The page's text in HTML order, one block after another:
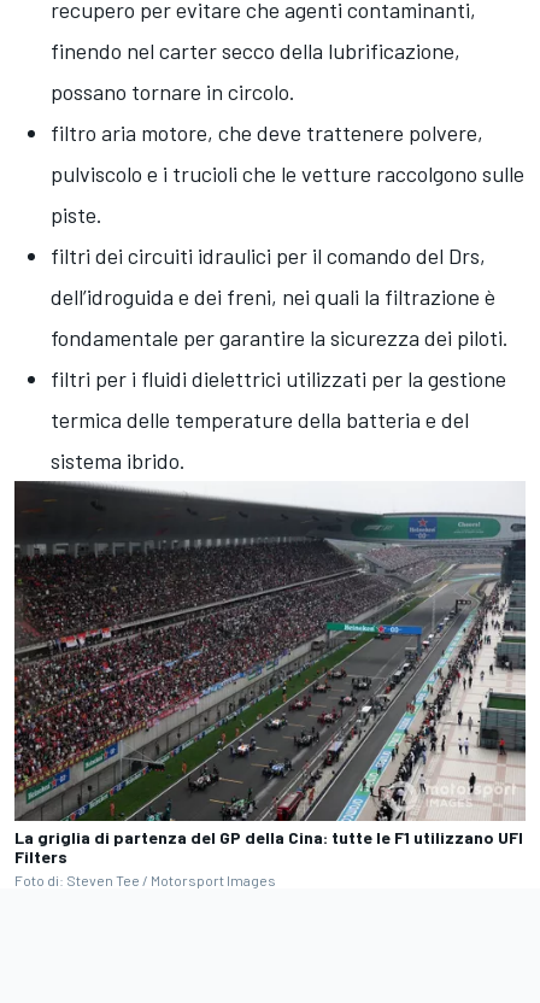
recupero per evitare che agenti contaminanti,
finendo nel carter secco della lubrificazione,
possano tornare in circolo.
filtro aria motore, che deve trattenere polvere,
pulviscolo e i trucioli che le vetture raccolgono sulle
piste.
filtri dei circuiti idraulici per il comando del Drs,
dell’idroguida e dei freni, nei quali la filtrazione è
fondamentale per garantire la sicurezza dei piloti.
filtri per i fluidi dielettrici utilizzati per la gestione
termica delle temperature della batteria e del
sistema ibrido.
La griglia di partenza del GP della Cina: tutte le F1 utilizzano UFI
Filters
Foto di: Steven Tee / Motorsport Images